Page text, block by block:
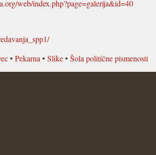
web/index.php?page=galerija&id=40
• Pekarna • Slike• Šola politične pismenosti